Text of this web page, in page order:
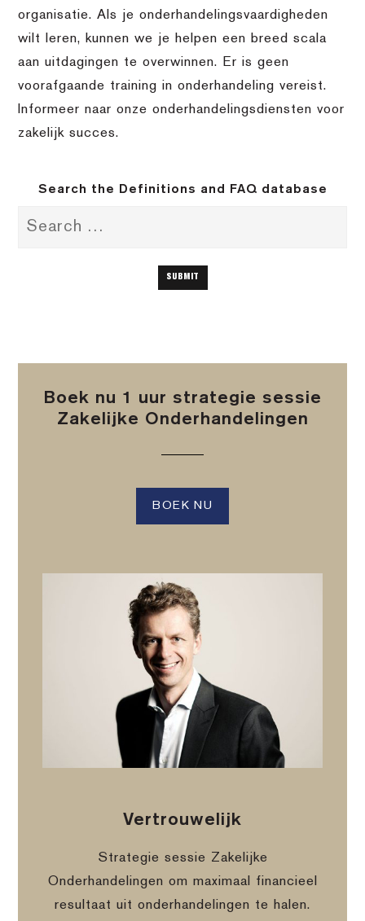
organisatie. Als je onderhandelingsvaardigheden
wilt leren, kunnen we je helpen een breed scala
aan uitdagingen te overwinnen. Er is geen
voorafgaande training in onderhandeling vereist.
Informeer naar onze onderhandelingsdiensten voor
zakelijk succes.
Search the Definitions and FAQ database
Boek nu 1 uur strategie sessie
Zakelijke Onderhandelingen
BOEK NU
Vertrouwelijk
Strategie sessie Zakelijke
Onderhandelingen om maximaal financieel
resultaat uit onderhandelingen te halen.